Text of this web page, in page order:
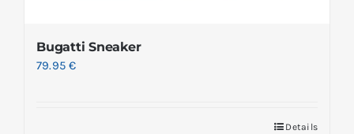
Bugatti Sneaker
79.95€
Details